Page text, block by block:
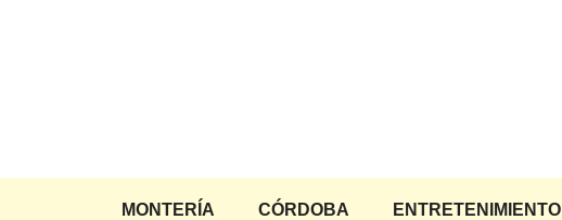
MONTERÍA CÓRDOBA ENTRETENIMIENTO